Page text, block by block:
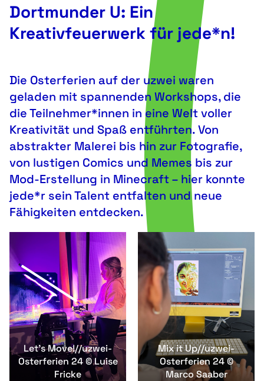
Dortmunder U: Ein
Kreativfeuerwerk für jede*n!
Die Osterferien auf der uzwei waren
geladen mit spannenden Workshops, die
die Teilnehmer*innen in eine Welt voller
Kreativität und Spaß entführten. Von
abstrakter Malerei bis hin zur Fotografie,
von lustigen Comics und Memes bis zur
Mod-Erstellung in Minecraft – hier konnte
jede*r sein Talent entfalten und neue
Fähigkeiten entdecken.
Let's Move!//uzwei-
Osterferien 24 © Luise
Fricke
Mix it Up//uzwei-
Osterferien 24 ©
Marco Saaber